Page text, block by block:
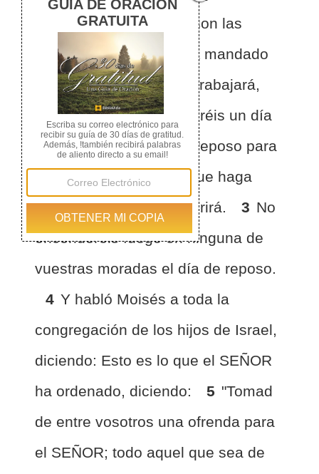
Israel, y les dijo: Estas son las
cosas que el SEÑOR ha mandado
hacer.
2 Seis días se trabajará,
pero el séptimo día tendréis un día
santo, día de completo reposo para
el SEÑOR; cualquiera que haga
trabajo alguno en él, morirá.
3 No
encenderéis fuego en ninguna de
vuestras moradas el día de reposo.
4 Y habló Moisés a toda la
congregación de los hijos de Israel,
diciendo: Esto es lo que el SEÑOR
ha ordenado, diciendo:
5 "Tomad
de entre vosotros una ofrenda para
el SEÑOR; todo aquel que sea de